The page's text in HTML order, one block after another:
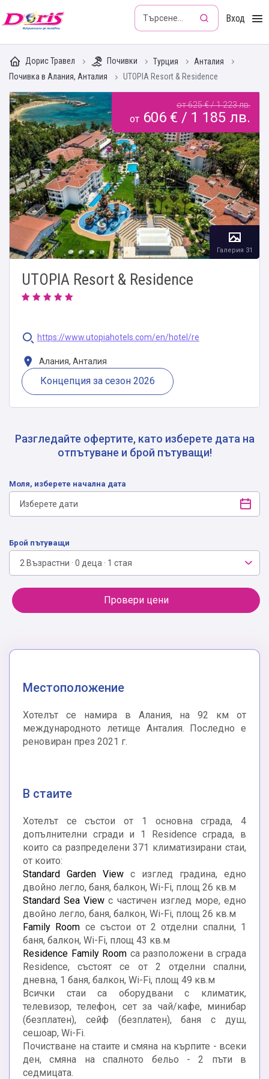
Doris - Изкушението да пътуваш Вход
Дорис Травел Почивки Турция
Анталия
Почивка в Алания, Анталия
UTOPIA Resort & Residence
UTOPIA Resort & Residence
https://www.utopiahotels.com/en/hotel/re
Алания, Анталия
Концепция за сезон 2026
от 625 € / 1 223 лв.
от 606 € / 1 185 лв.
Галерия 31
Разгледайте офертите, като изберете дата на
отпътуване и брой пътуващи!
Моля, изберете начална дата
Брой пътуващи
2 Възрастни · 0 деца · 1 стая
Провери цени
Местоположение
Хотелът се намира в Алания, на 92 км от
международното летище Анталия. Последно е
реновиран през 2021 г.
В стаите
Хотелът се състои от 1 основна сграда, 4
допълнителни сгради и 1 Residence сграда, в
които са разпределени 371 климатизирани стаи,
от които:
Standard Garden View с изглед градина, едно
двойно легло, баня, балкон, Wi-Fi, площ 26 кв.м
Standard Sea View с частичен изглед море, едно
двойно легло, баня, балкон, Wi-Fi, площ 26 кв.м
Family Room се състои от 2 отделни спални, 1
баня, балкон, Wi-Fi, площ 43 кв.м
Residence Family Room са разположени в сграда
Residence, състоят се от 2 отделни спални,
дневна, 1 баня, балкон, Wi-Fi, площ 49 кв.м
Всички стаи са оборудвани с климатик,
телевизор, телефон, сет за чай/кафе, минибар
(безплатен), сейф (безплатен), баня с душ,
сешоар, Wi-Fi.
Почистване на стаите и смяна на кърпите - всеки
ден, смяна на спалното бельо - 2 пъти в
седмицата.